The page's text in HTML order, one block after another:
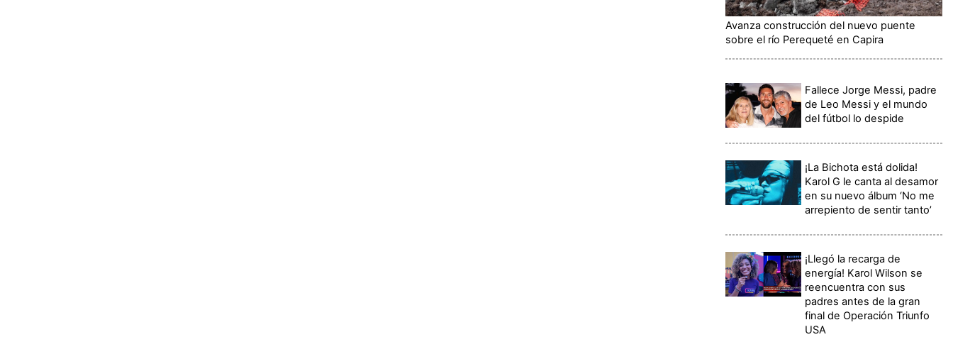
Avanza construcción del nuevo puente
sobre el río Perequeté en Capira
Fallece Jorge Messi, padre
de Leo Messi y el mundo
del fútbol lo despide
¡La Bichota está dolida!
Karol G le canta al desamor
en su nuevo álbum ‘No me
arrepiento de sentir tanto’
¡Llegó la recarga de
energía! Karol Wilson se
reencuentra con sus
padres antes de la gran
final de Operación Triunfo
USA